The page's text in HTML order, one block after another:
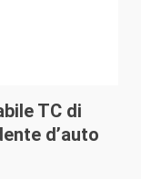
TC di
d’auto